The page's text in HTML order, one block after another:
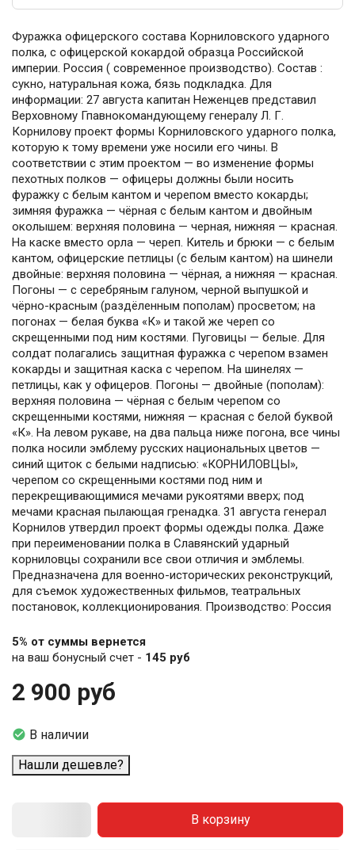
Фуражка офицерского состава Корниловского ударного
полка, с офицерской кокардой образца Российской
империи. Россия ( современное производство). Состав :
сукно, натуральная кожа, бязь подкладка. Для
информации: 27 августа капитан Неженцев представил
Верховному Гпавнокомандующему генералу Л. Г.
Корнилову проект формы Корниловского ударного полка,
которую к тому времени уже носили его чины. В
соответствии с этим проектом — во изменение формы
пехотных полков — офицеры должны были носить
фуражку с белым кантом и черепом вместо кокарды;
зимняя фуражка — чёрная с белым кантом и двойным
околышем: верхняя половина — черная, нижняя — красная.
На каске вместо орла — череп. Китель и брюки — с белым
кантом, офицерские петлицы (с белым кантом) на шинели
двойные: верхняя половина — чёрная, а нижняя — красная.
Погоны — с серебряным галуном, черной выпушкой и
чёрно-красным (раздёленным пополам) просветом; на
погонах — белая буква «К» и такой же череп со
скрещенными под ним костями. Пуговицы — белые. Для
солдат полагались защитная фуражка с черепом взамен
кокарды и защитная каска с черепом. На шинелях —
петлицы, как у офицеров. Погоны — двойные (пополам):
верхняя половина — чёрная с белым черепом со
скрещенными костями, нижняя — красная с белой буквой
«К». На левом рукаве, на два пальца ниже погона, все чины
полка носили эмблему русских национальных цветов —
синий щиток с белыми надписью: «КОРНИЛОВЦЫ»,
черепом со скрещенными костями под ним и
перекрещивающимися мечами рукоятями вверх; под
мечами красная пылающая гренадка. 31 августа генерал
Корнилов утвердил проект формы одежды полка. Даже
при переименовании полка в Славянский ударный
корниловцы сохранили все свои отличия и эмблемы.
Предназначена для военно-исторических реконструкций,
для съемок художественных фильмов, театральных
постановок, коллекционирования. Производство: Россия
5% от суммы вернется
на ваш бонусный счет - 145 руб
2 900 руб
 В наличии
Нашли дешевле?
В корзину